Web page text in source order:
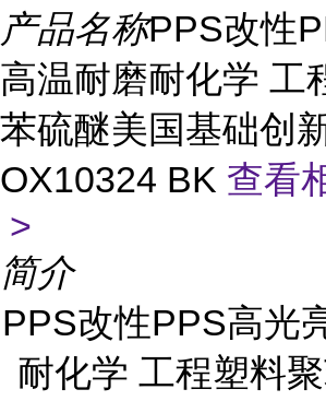
产品名称PPS改性
高温耐磨耐化学 工
苯硫醚美国基础创
OX10324 BK 查看
>
简介
PPS改性PPS高光
耐化学 工程塑料